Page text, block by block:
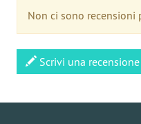
Non ci sono recensioni
Scrivi una recensione